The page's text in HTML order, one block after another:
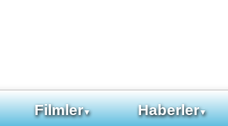
Filmler▼ Haberler▼